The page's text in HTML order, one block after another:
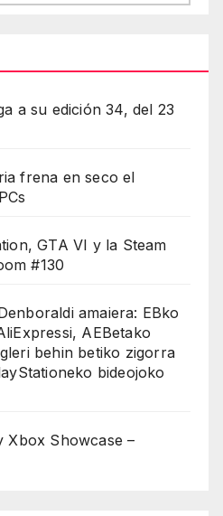
a su edición 34, del 23
frena en seco el
GTA VI y la Steam
#130
amaiera: EBko
AEBetako
behin betiko zigorra
bideojoko
Xbox Showcase –